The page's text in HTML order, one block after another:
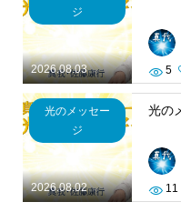
2026.08.03
ジ
5
2026.08.02
光のメッセー
ジ
11